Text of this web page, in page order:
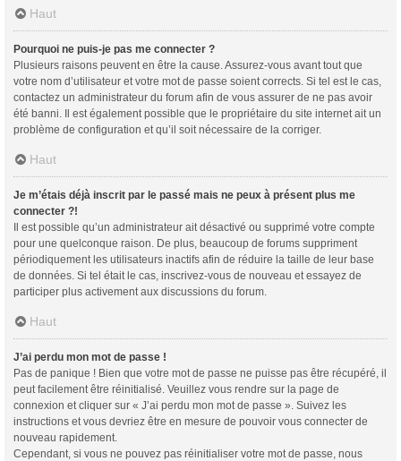
Haut
Pourquoi ne puis-je pas me connecter ?
Plusieurs raisons peuvent en être la cause. Assurez-vous avant tout que
votre nom d’utilisateur et votre mot de passe soient corrects. Si tel est le cas,
contactez un administrateur du forum afin de vous assurer de ne pas avoir
été banni. Il est également possible que le propriétaire du site internet ait un
problème de configuration et qu’il soit nécessaire de la corriger.
Haut
Je m’étais déjà inscrit par le passé mais ne peux à présent plus me
connecter ?!
Il est possible qu’un administrateur ait désactivé ou supprimé votre compte
pour une quelconque raison. De plus, beaucoup de forums suppriment
périodiquement les utilisateurs inactifs afin de réduire la taille de leur base
de données. Si tel était le cas, inscrivez-vous de nouveau et essayez de
participer plus activement aux discussions du forum.
Haut
J’ai perdu mon mot de passe !
Pas de panique ! Bien que votre mot de passe ne puisse pas être récupéré, il
peut facilement être réinitialisé. Veuillez vous rendre sur la page de
connexion et cliquer sur « J’ai perdu mon mot de passe ». Suivez les
instructions et vous devriez être en mesure de pouvoir vous connecter de
nouveau rapidement.
Cependant, si vous ne pouvez pas réinitialiser votre mot de passe, nous